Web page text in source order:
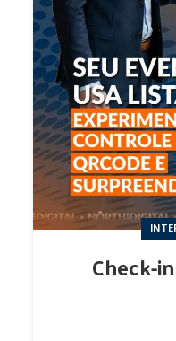
Check-